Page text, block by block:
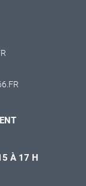
À 17 H